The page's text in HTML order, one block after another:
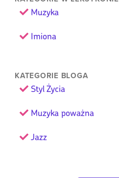
Muzyka
Imiona
KATEGORIE BLOGA
Styl Życia
Muzyka poważna
Jazz